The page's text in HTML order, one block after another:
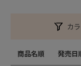
カ
商品名順 発売日